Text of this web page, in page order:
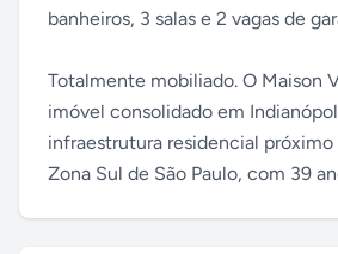
banheiros, 3 salas e 2 vagas de
Totalmente mobiliado. O Maison
imóvel consolidado em
infraestrutura residencial próximo
Zona Sul de São Paulo, com 39